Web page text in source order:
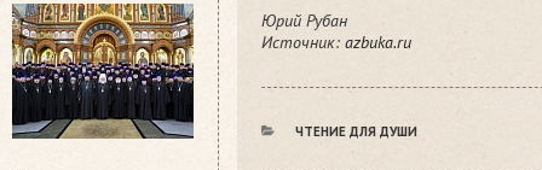
Юрий Рубан
Источник: azbuka.ru
РУБРИКИ
ЧТЕНИЕ ДЛЯ ДУШИ